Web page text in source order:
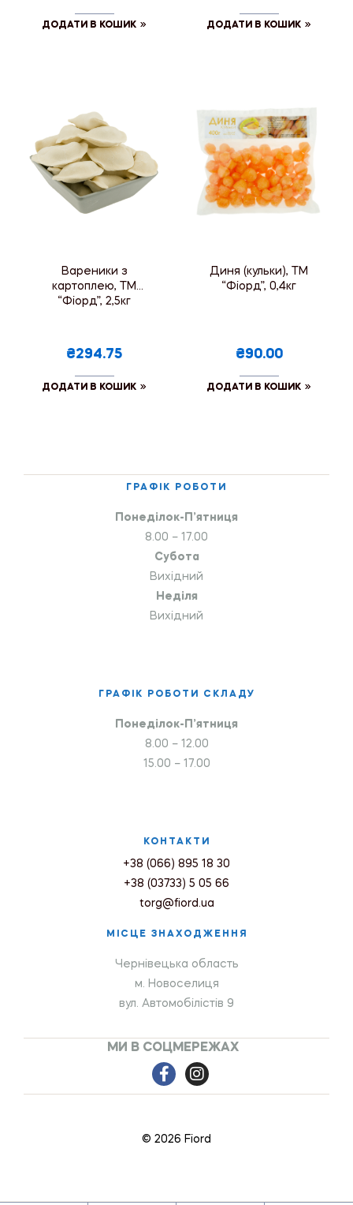
ДОДАТИ В КОШИК ДОДАТИ В КОШИК
Вареники з
картоплею, ТМ
“Фіорд”, 2,5кг
₴294.75
ДОДАТИ В КОШИК
Диня (кульки), ТМ
“Фіорд”, 0,4кг
₴90.00
ДОДАТИ В КОШИК
ГРАФІК РОБОТИ
Понеділок-П’ятниця
8.00 – 17.00
Субота
Вихідний
Неділя
Вихідний
ГРАФІК РОБОТИ СКЛАДУ
Понеділок-П’ятниця
8.00 – 12.00
15.00 – 17.00
КОНТАКТИ
+38 (066) 895 18 30
+38 (03733) 5 05 66
torg@fiord.ua
МІСЦЕ ЗНАХОДЖЕННЯ
Чернівецька область
м. Новоселиця
вул. Автомобілістів 9
МИ В СОЦМЕРЕЖАХ
© 2026 Fiord